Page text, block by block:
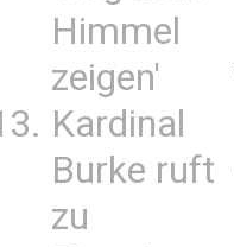
Himmel
zeigen'
Kardinal
Burke ruft
zu